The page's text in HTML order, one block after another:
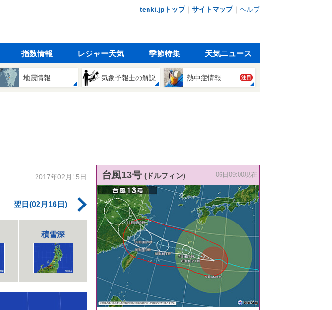
tenki.jpトップ｜ サイトマップ｜ ヘルプ
指数情報 レジャー天気 季節特集 天気ニュース
地震情報 気象予報士の解説 熱中症情報 注目
2017年02月15日
翌日(02月16日)
積雪深
台風13号 (ドルフィン) 06日09:00現在